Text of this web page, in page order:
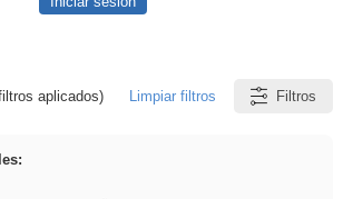
acanalado
aplicados) Limpiar filtros Filtros